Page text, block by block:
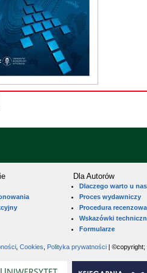
Dla Autorów
Dlaczego warto u
Proces wydawniczy
Procedura
Wskazówki
Formularze
Cookies Polityka prywatności | ©copyright;